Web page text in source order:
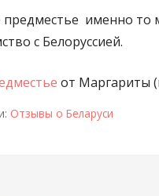
именно то
с Белоруссией.
от Маргариты
Отзывы о Беларуси